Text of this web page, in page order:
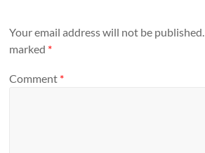
Your email address will not be published.
marked *
Comment *